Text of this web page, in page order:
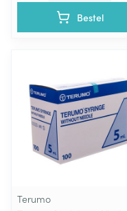
Bestel
Terumo